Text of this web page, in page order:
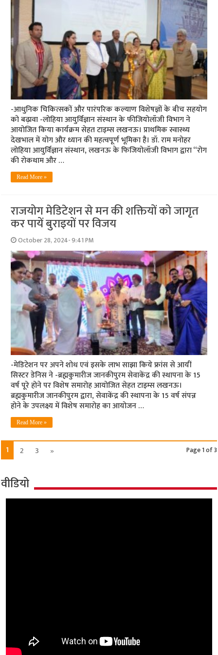
-आधुनिक चिकित्सकों और पारंपरिक कल्याण विशेषज्ञों के बीच सहयोग
को बढ़ावा -लोहिया आयुर्विज्ञान संस्थान के फीजियोलॉजी विभाग ने
आयोजित किया कार्यक्रम सेहत टाइम्स लखनऊ। प्राथमिक स्वास्थ्य
देखभाल में योग और ध्यान की महत्वपूर्ण भूमिका है। डॉ. राम मनोहर
लोहिया आयुर्विज्ञान संस्थान, लखनऊ के फिजियोलॉजी विभाग द्वारा “रोग
की रोकथाम और …
Read More »
राजयोग मेडिटेशन से मन की शक्तियों को जागृत
कर पायें बुराइयों पर विजय
October 28, 2024- 9:41 PM
-मेडिटेशन पर अपने शोध एवं इसके लाभ साझा किये फ्रांस से आयीं
सिस्टर डेनिस ने -ब्रह्मकुमारीज जानकीपुरम सेवाकेंद्र की स्थापना के 15
वर्ष पूरे होने पर विशेष समारोह आयोजित सेहत टाइम्स लखनऊ।
ब्रह्मकुमारीज जानकीपुरम द्वारा, सेवाकेंद्र की स्थापना के 15 वर्ष संपन्न
होने के उपलक्ष्य में विशेष समारोह का आयोजन …
Read More »
Page 1 of 3
1 2 3 »
वीडियो